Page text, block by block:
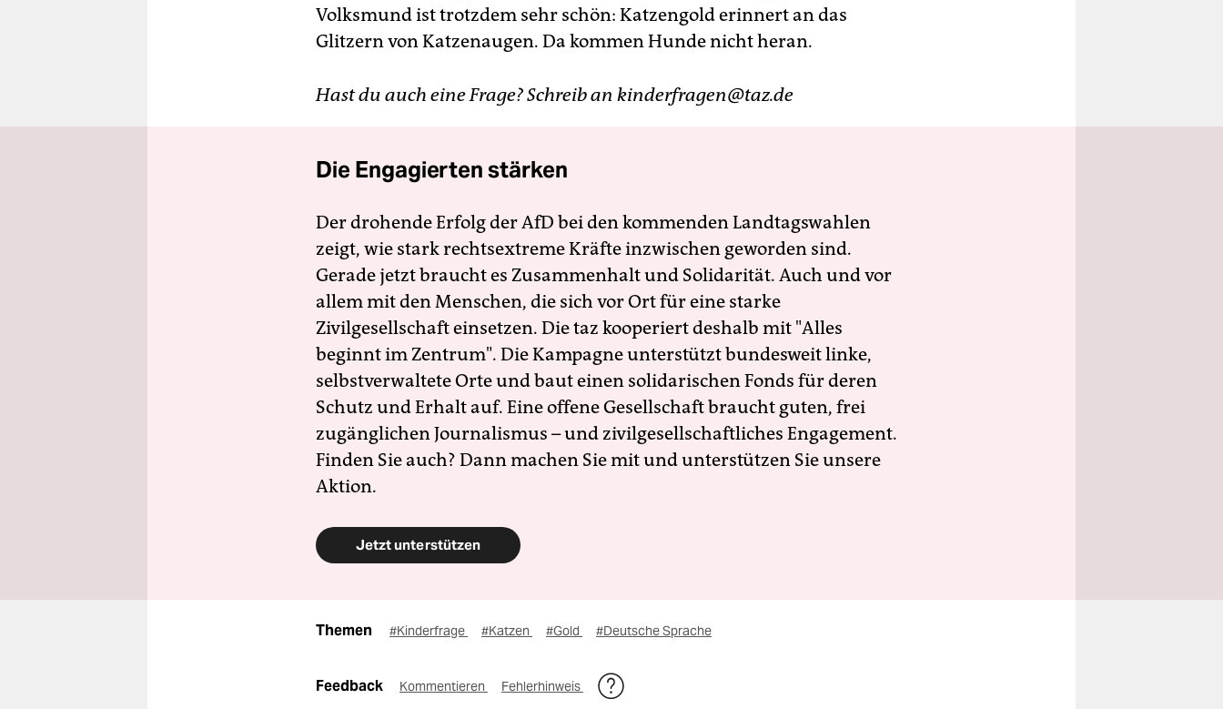
Volksmund ist trotzdem sehr schön: Katzengold erinnert an das
Glitzern von Katzenaugen. Da kommen Hunde nicht heran.
Hast du auch eine Frage? Schreib an kinderfragen@taz.de
Die Engagierten stärken
Der drohende Erfolg der AfD bei den kommenden Landtagswahlen
zeigt, wie stark rechtsextreme Kräfte inzwischen geworden sind.
Gerade jetzt braucht es Zusammenhalt und Solidarität. Auch und vor
allem mit den Menschen, die sich vor Ort für eine starke
Zivilgesellschaft einsetzen. Die taz kooperiert deshalb mit "Alles
beginnt im Zentrum". Die Kampagne unterstützt bundesweit linke,
selbstverwaltete Orte und baut einen solidarischen Fonds für deren
Schutz und Erhalt auf. Eine offene Gesellschaft braucht guten, frei
zugänglichen Journalismus – und zivilgesellschaftliches Engagement.
Finden Sie auch? Dann machen Sie mit und unterstützen Sie unsere
Aktion.
Jetzt unterstützen
Themen #Kinderfrage #Katzen #Gold #Deutsche Sprache
Feedback Kommentieren Fehlerhinweis